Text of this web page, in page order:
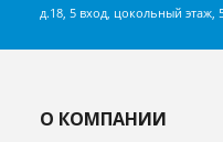
д.18, 5 вход, цокольный этаж,
О КОМПАНИИ